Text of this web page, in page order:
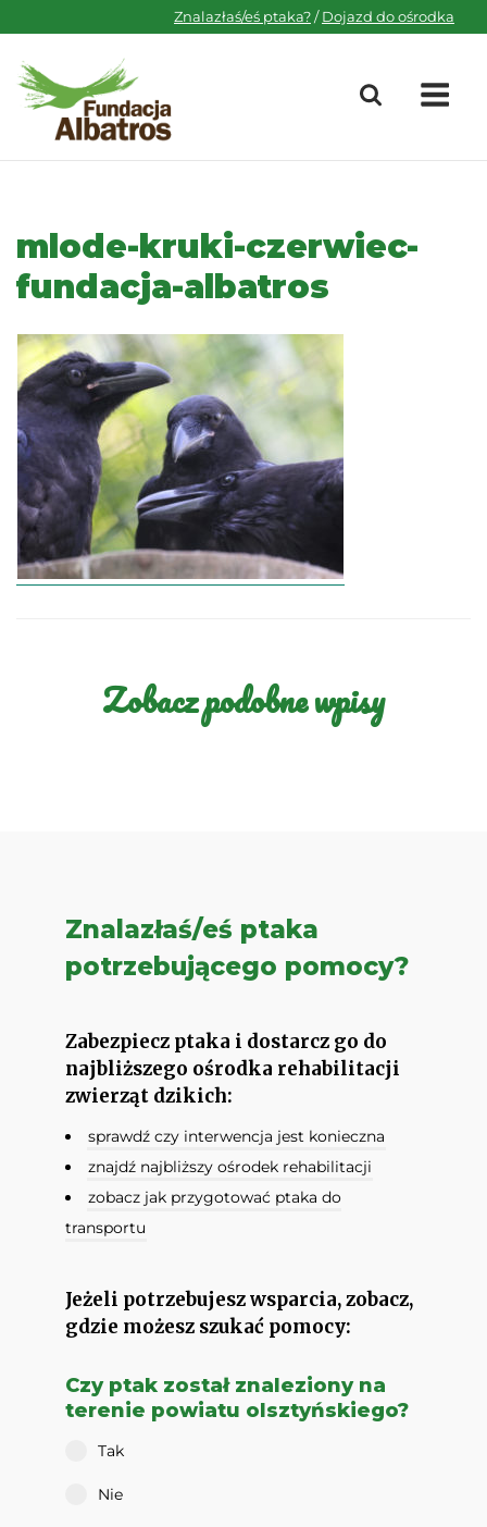
to
content
Znalazłaś/eś ptaka?/Dojazd do ośrodka
mlode-kruki-czerwiec-
fundacja-albatros
Zobacz podobne wpisy
Znalazłaś/eś ptaka
potrzebującego pomocy?
Zabezpiecz ptaka i dostarcz go do
najbliższego ośrodka rehabilitacji
zwierząt dzikich:
sprawdź czy interwencja jest konieczna
znajdź najbliższy ośrodek rehabilitacji
zobacz jak przygotować ptaka do
transportu
Jeżeli potrzebujesz wsparcia, zobacz,
gdzie możesz szukać pomocy:
Czy ptak został znaleziony na
terenie powiatu olsztyńskiego?
Tak
Nie